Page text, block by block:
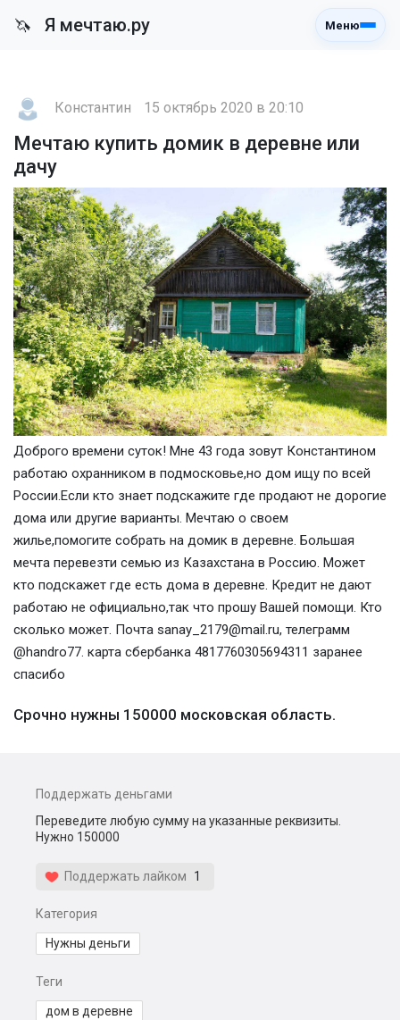
🦄 Я мечтаю.ру Меню
Константин 15 октябрь 2020 в 20:10
Мечтаю купить домик в деревне или
дачу
Доброго времени суток! Мне 43 года зовут Константином
работаю охранником в подмосковье,но дом ищу по всей
России.Если кто знает подскажите где продают не дорогие
дома или другие варианты. Мечтаю о своем
жилье,помогите собрать на домик в деревне. Большая
мечта перевезти семью из Казахстана в Россию. Может
кто подскажет где есть дома в деревне. Кредит не дают
работаю не официально,так что прошу Вашей помощи. Кто
сколько может. Почта sanay_2179@mail.ru, телеграмм
@handro77. карта сбербанка 4817760305694311 заранее
спасибо
Срочно нужны 150000 московская область.
Поддержать деньгами
Переведите любую сумму на указанные реквизиты.
Нужно 150000
Поддержать лайком 1
Категория
Нужны деньги
Теги
дом в деревне